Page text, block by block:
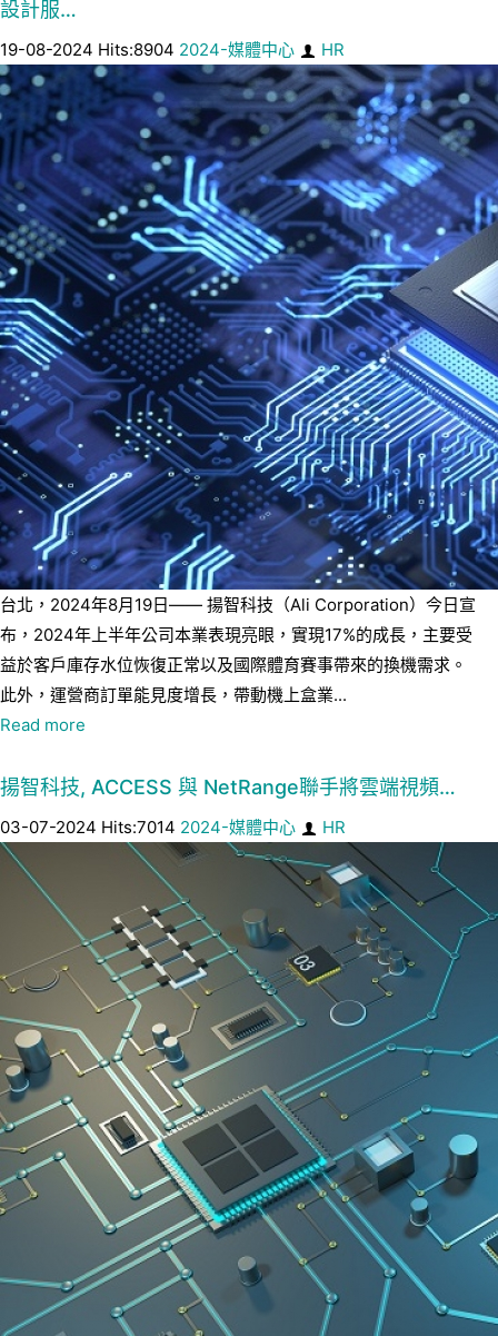
設計服…
19-08-2024 Hits:8904 2024-媒體中心 HR
台北，2024年8月19日—— 揚智科技（Ali Corporation）今日宣
布，2024年上半年公司本業表現亮眼，實現17%的成長，主要受
益於客戶庫存水位恢復正常以及國際體育賽事帶來的換機需求。
此外，運營商訂單能見度增長，帶動機上盒業...
Read more
揚智科技, ACCESS 與 NetRange聯手將雲端視頻…
03-07-2024 Hits:7014 2024-媒體中心 HR